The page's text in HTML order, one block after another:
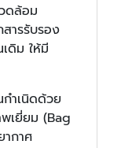
ดล้อม
ารรับรอง
ดิม ให้มี
ำเนิดด้วย
เยี่ยม (Bag
กาศ